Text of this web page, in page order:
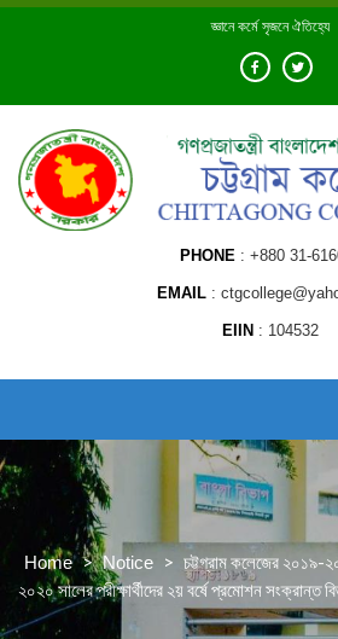
Skip
জ্ঞানে কর্মে সৃজনে ঐতিহ্যে
PHONE +880 31-
EMAIL
EIIN 104532
Home > Notice > চট্টগ্রাম কলেজের ২০১৯-
২০২০ সালের পরীক্ষার্থীদের ২য় বর্ষে প্রমোশন সংক্রান্ত